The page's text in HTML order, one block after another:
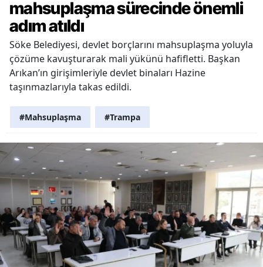
mahsuplaşma sürecinde önemli
adım atıldı
Söke Belediyesi, devlet borçlarını mahsuplaşma yoluyla
çözüme kavuşturarak mali yükünü hafifletti. Başkan
Arıkan’ın girişimleriyle devlet binaları Hazine
taşınmazlarıyla takas edildi.
#Mahsuplaşma #Trampa